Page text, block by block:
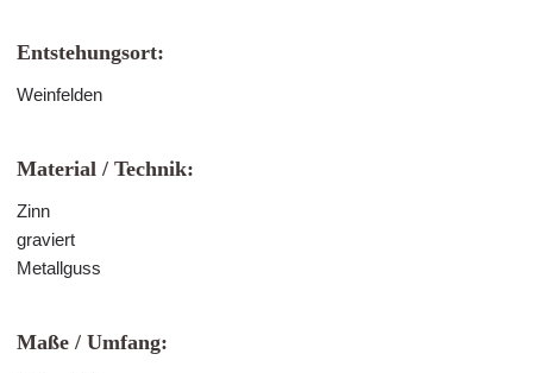
Entstehungsort:
Weinfelden
Material / Technik:
Zinn
graviert
Metallguss
Maße / Umfang: